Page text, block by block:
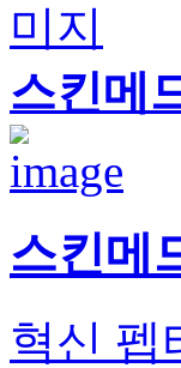
스킨메
스킨메
혁신 펩